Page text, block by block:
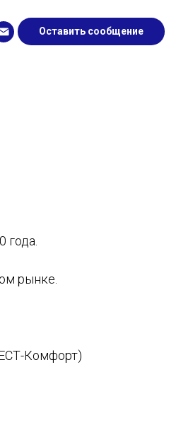
Оставить сообщение
года.
рынке.
Комфорт)